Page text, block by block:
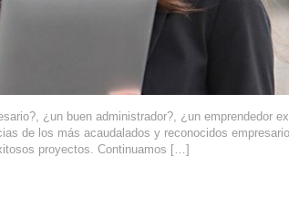
¿un buen administrador?, ¿un emprendedor
de los más acaudalados y reconocidos
proyectos. Continuamos […]